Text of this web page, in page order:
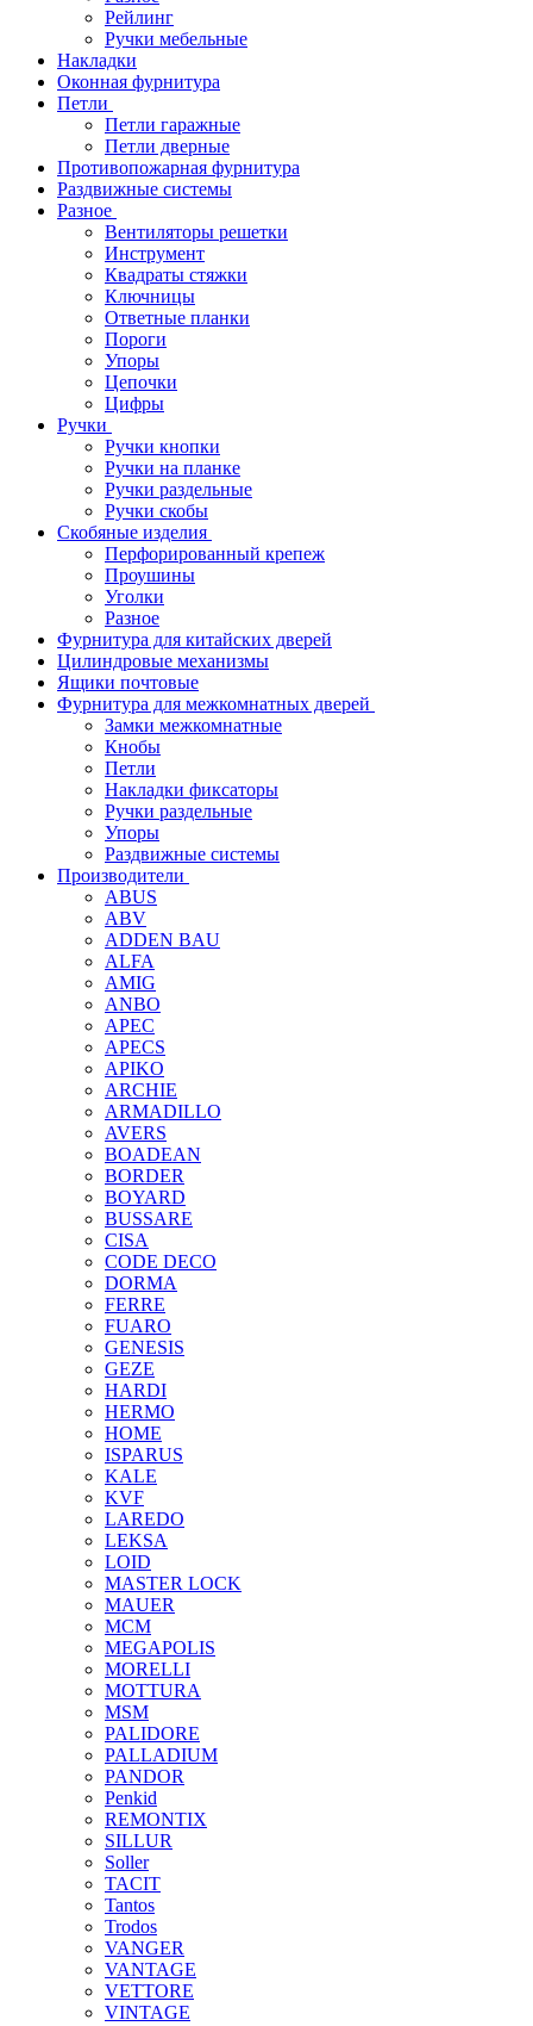
Рейлинг
Ручки мебельные
Накладки
Оконная фурнитура
Петли
Петли гаражные
Петли дверные
Противопожарная фурнитура
Раздвижные системы
Разное
Вентиляторы решетки
Инструмент
Квадраты стяжки
Ключницы
Ответные планки
Пороги
Упоры
Цепочки
Цифры
Ручки
Ручки кнопки
Ручки на планке
Ручки раздельные
Ручки скобы
Скобяные изделия
Перфорированный крепеж
Проушины
Уголки
Разное
Фурнитура для китайских дверей
Цилиндровые механизмы
Ящики почтовые
Фурнитура для межкомнатных дверей
Замки межкомнатные
Кнобы
Петли
Накладки фиксаторы
Ручки раздельные
Упоры
Раздвижные системы
Производители
ABUS
ABV
ADDEN BAU
ALFA
AMIG
ANBO
APEC
APECS
APIKO
ARCHIE
ARMADILLO
AVERS
BOADEAN
BORDER
BOYARD
BUSSARE
CISA
CODE DECO
DORMA
FERRE
FUARO
GENESIS
GEZE
HARDI
HERMO
HOMЕ
ISPARUS
KALE
KVF
LAREDO
LEKSA
LOID
MASTER LOCK
MAUER
MCM
MEGAPOLIS
MORELLI
MOTTURA
MSM
PALIDORE
PALLADIUM
PANDOR
Penkid
REMONTIX
SILLUR
Soller
TACIT
Tantos
Trodos
VANGER
VANTAGE
VETTORE
VINTAGE